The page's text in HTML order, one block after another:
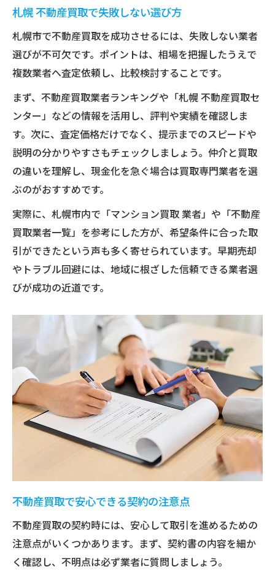
札幌 不動産買取で失敗しない選び方
札幌市で不動産買取を成功させるには、失敗しない業者
選びが不可欠です。ポイントは、相場を把握したうえで
複数業者へ査定依頼し、比較検討することです。
まず、不動産買取業者ランキングや「札幌 不動産買取セ
ンター」などの情報を活用し、評判や実績を確認しま
す。次に、査定価格だけでなく、提示までのスピードや
説明の分かりやすさもチェックしましょう。仲介と買取
の違いを理解し、現金化を急ぐ場合は買取専門業者を選
ぶのがおすすめです。
実際に、札幌市内で「マンション買取 業者」や「不動産
買取業者一覧」を参考にした方が、希望条件に合った取
引ができたという声も多く寄せられています。早期売却
やトラブル回避には、地域に根ざした信頼できる業者選
びが成功の近道です。
不動産買取で安心できる契約の注意点
不動産買取の契約時には、安心して取引を進めるための
注意点がいくつかあります。まず、契約書の内容を細か
く確認し、不明点は必ず業者に質問しましょう。